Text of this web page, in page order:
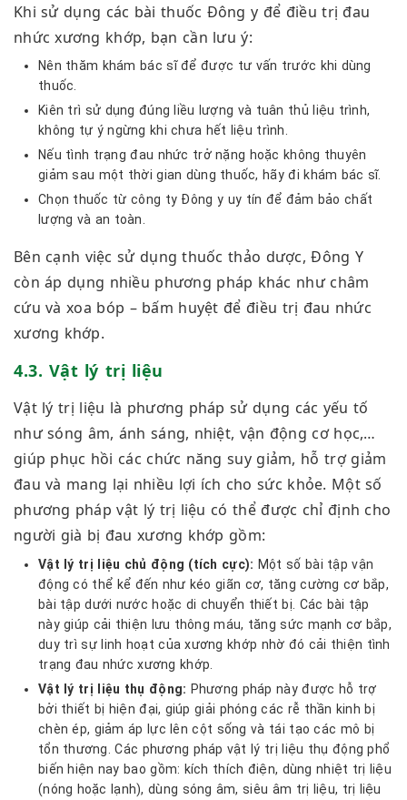
Khi sử dụng các bài thuốc Đông y để điều trị đau
nhức xương khớp, bạn cần lưu ý:
Nên thăm khám bác sĩ để được tư vấn trước khi dùng
thuốc.
Kiên trì sử dụng đúng liều lượng và tuân thủ liệu trình,
không tự ý ngừng khi chưa hết liệu trình.
Nếu tình trạng đau nhức trở nặng hoặc không thuyên
giảm sau một thời gian dùng thuốc, hãy đi khám bác sĩ.
Chọn thuốc từ công ty Đông y uy tín để đảm bảo chất
lượng và an toàn.
Bên cạnh việc sử dụng thuốc thảo dược, Đông Y
còn áp dụng nhiều phương pháp khác như châm
cứu và xoa bóp – bấm huyệt để điều trị đau nhức
xương khớp.
4.3. Vật lý trị liệu
Vật lý trị liệu là phương pháp sử dụng các yếu tố
như sóng âm, ánh sáng, nhiệt, vận động cơ học,…
giúp phục hồi các chức năng suy giảm, hỗ trợ giảm
đau và mang lại nhiều lợi ích cho sức khỏe. Một số
phương pháp vật lý trị liệu có thể được chỉ định cho
người già bị đau xương khớp gồm:
Vật lý trị liệu chủ động (tích cực): Một số bài tập vận
động có thể kể đến như kéo giãn cơ, tăng cường cơ bắp,
bài tập dưới nước hoặc di chuyển thiết bị. Các bài tập
này giúp cải thiện lưu thông máu, tăng sức mạnh cơ bắp,
duy trì sự linh hoạt của xương khớp nhờ đó cải thiện tình
trạng đau nhức xương khớp.
Vật lý trị liệu thụ động: Phương pháp này được hỗ trợ
bởi thiết bị hiện đại, giúp giải phóng các rễ thần kinh bị
chèn ép, giảm áp lực lên cột sống và tái tạo các mô bị
tổn thương. Các phương pháp vật lý trị liệu thụ động phổ
biến hiện nay bao gồm: kích thích điện, dùng nhiệt trị liệu
(nóng hoặc lạnh), dùng sóng âm, siêu âm trị liệu, trị liệu